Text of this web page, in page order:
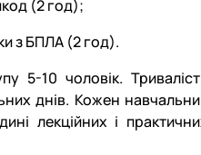
(2 год);
з БПЛА (2 год).
5-10 чоловік.
днів. Кожен
лекційних і